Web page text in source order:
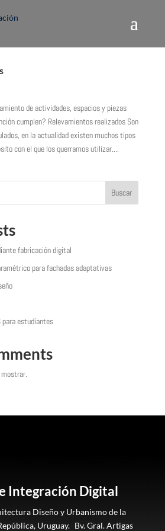
de actividades, espacios y piezas
cumplen? Relevamientos realizados Son
en la actualidad existen muchos tipos
con el que los querramos utilizar....
Buscar
fabricación digital
para fachadas adaptativas
para estudiantes
Integración Digital
Diseño y Urbanismo de la
Uruguay. Bv. Gral. Artigas